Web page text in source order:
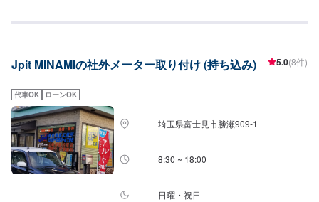
Jpit MINAMIの社外メーター取り付け (持ち込み) 5.0(8件)
代車OK ローンOK
埼玉県富士見市勝瀬909‐1
8:30 ~ 18:00
日曜・祝日